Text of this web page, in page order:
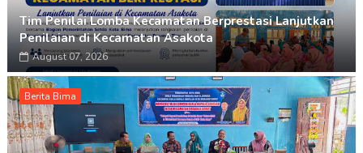
Tim Penilai Lomba Kecamatan Berprestasi Lanjutkan
Penilaian di Kecamatan Asakota
August 07, 2026
Berita Bima